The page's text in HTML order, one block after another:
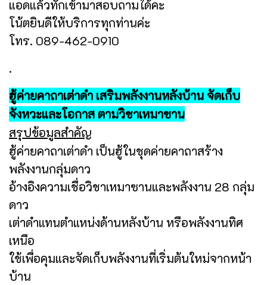
แอดแล้วทักเข้ามาสอบถามได้คะ
โน้ตยินดีให้บริการทุกท่านค่ะ
โทร. 089-462-0910
.
ฮู้ค่ายคาถาเต่าดำ เสริมพลังงานหลังบ้าน จัดเก็บ
จังหวะและโอกาส ตามวิชาเหมาซาน
สรุปข้อมูลสำคัญ
ฮู้ค่ายคาถาเต่าดำ เป็นฮู้ในชุดค่ายคาถาสร้าง
พลังงานกลุ่มดาว
อ้างอิงความเชื่อวิชาเหมาซานและพลังงาน 28 กลุ่ม
ดาว
เต่าดำแทนตำแหน่งด้านหลังบ้าน หรือพลังงานทิศ
เหนือ
ใช้เพื่อคุมและจัดเก็บพลังงานที่เริ่มต้นใหม่จากหน้า
บ้าน